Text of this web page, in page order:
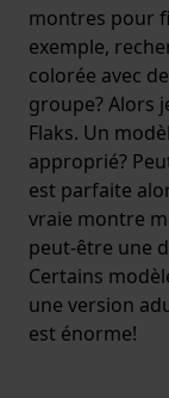
montres pour
exemple,
colorée avec
groupe? Alors
Flaks. Un
approprié?
est parfaite
vraie montre
peut-être une
Certains
une version
est énorme!